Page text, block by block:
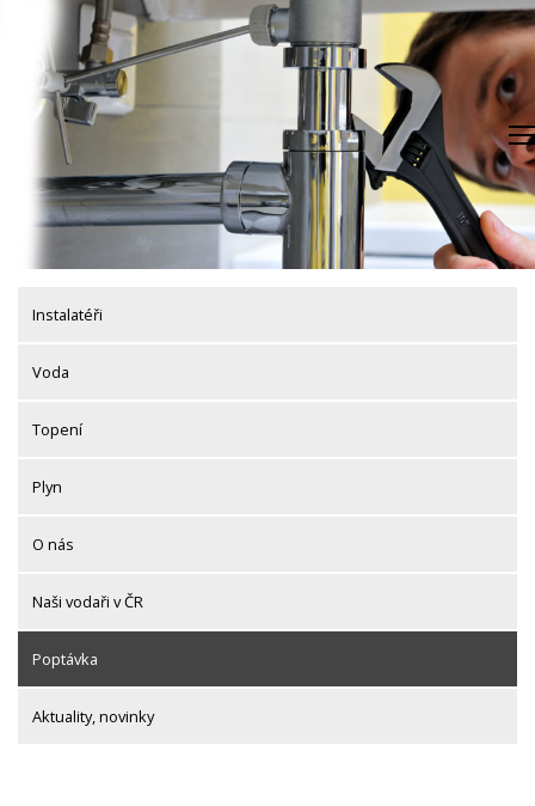
content
Instalatéři
Voda
Topení
Plyn
O nás
Naši vodaři v ČR
Poptávka
Aktuality, novinky